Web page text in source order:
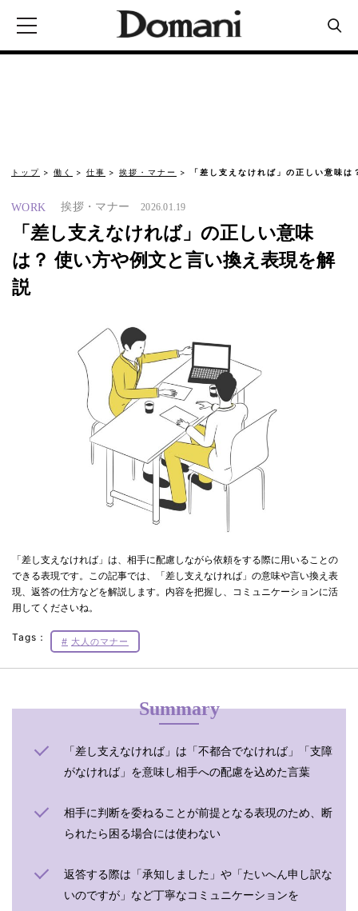
トップ 働く 仕事 挨拶・マナー 「差し支えなければ」の正しい意味
WORK 挨拶・マナー 2026.01.19
「差し支えなければ」の正しい意味
は？ 使い方や例文と言い換え表現を解
説
「差し支えなければ」は、相手に配慮しながら依頼をする際に用いることの
できる表現です。この記事では、「差し支えなければ」の意味や言い換え表
現、返答の仕方などを解説します。内容を把握し、コミュニケーションに活
用してくださいね。
Tags： 大人のマナー
Summary
「差し支えなければ」は「不都合でなければ」「支障
がなければ」を意味し相手への配慮を込めた言葉
相手に判断を委ねることが前提となる表現のため、断
られたら困る場合には使わない
返答する際は「承知しました」や「たいへん申し訳な
いのですが」など丁寧なコミュニケーションを